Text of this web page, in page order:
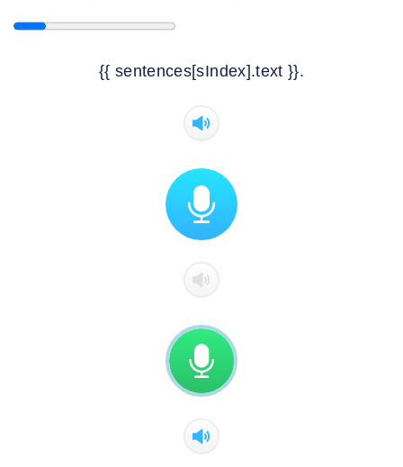
{{ sentences[sIndex].text }}.